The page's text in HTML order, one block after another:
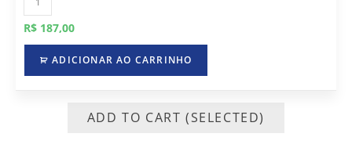
R$ 187,00
ADICIONAR AO CARRINHO
ADD TO CART (SELECTED)